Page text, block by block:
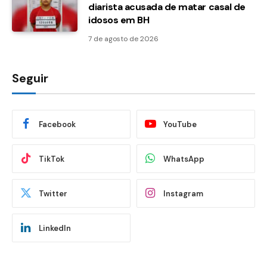
diarista acusada de matar casal de
idosos em BH
7 de agosto de 2026
Seguir
Facebook YouTube
TikTok WhatsApp
Twitter Instagram
LinkedIn